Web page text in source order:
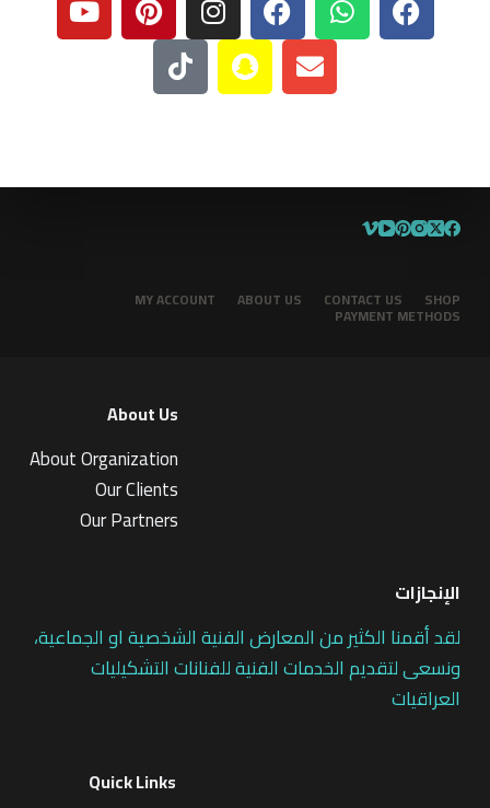
SHOP
CONTACT US
ABOUT US
MY ACCOUNT
PAYMENT METHODS
About Us
About Organization
Our Clients
Our Partners
الإنجازات
لقد أقمنا الكثير من المعارض الفنية الشخصية او الجماعية،
ونسعى لتقديم الخدمات الفنية للفنانات التشكيليات
العراقيات
Quick Links